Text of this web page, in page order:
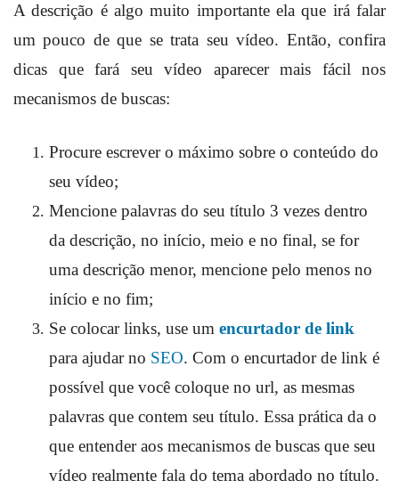
A descrição é algo muito importante ela que irá falar
um pouco de que se trata seu vídeo. Então, confira
dicas que fará seu vídeo aparecer mais fácil nos
mecanismos de buscas:
Procure escrever o máximo sobre o conteúdo do
seu vídeo;
Mencione palavras do seu título 3 vezes dentro
da descrição, no início, meio e no final, se for
uma descrição menor, mencione pelo menos no
início e no fim;
Se colocar links, use um encurtador de link
para ajudar no SEO. Com o encurtador de link é
possível que você coloque no url, as mesmas
palavras que contem seu título. Essa prática da o
que entender aos mecanismos de buscas que seu
vídeo realmente fala do tema abordado no título.